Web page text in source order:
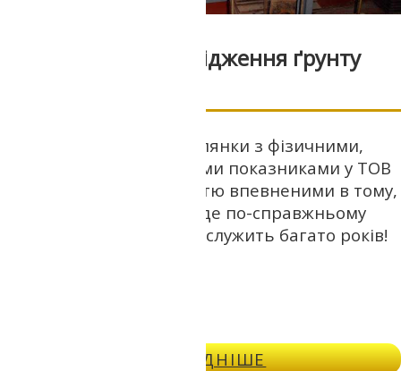
Лабораторні дослідження ґрунту
Замовляйте геологію ділянки з фізичними,
хімічними та механічними показниками у ТОВ
Геотоп – і будьте повністю впевненими в тому,
що майбутня будівля буде по-справжньому
міцною та якісною, і прослужить багато років!
ДОКЛАДНІШЕ